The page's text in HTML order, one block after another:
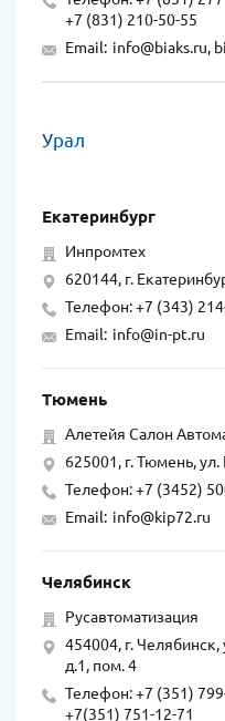
+7 (831) 210-50-55
Email: info@biaks.ru,
Урал
Екатеринбург
Инпромтех
620144, г.
Телефон: +7 (343)
Email: info@in-pt.ru
Тюмень
Алетейя Салон
625001, г. Тюмень,
Телефон: +7 (3452)
Email: info@kip72.ru
Челябинск
Русавтоматизация
454004, г.
д.1, пом. 4
Телефон: +7 (351)
+7(351) 751-12-71